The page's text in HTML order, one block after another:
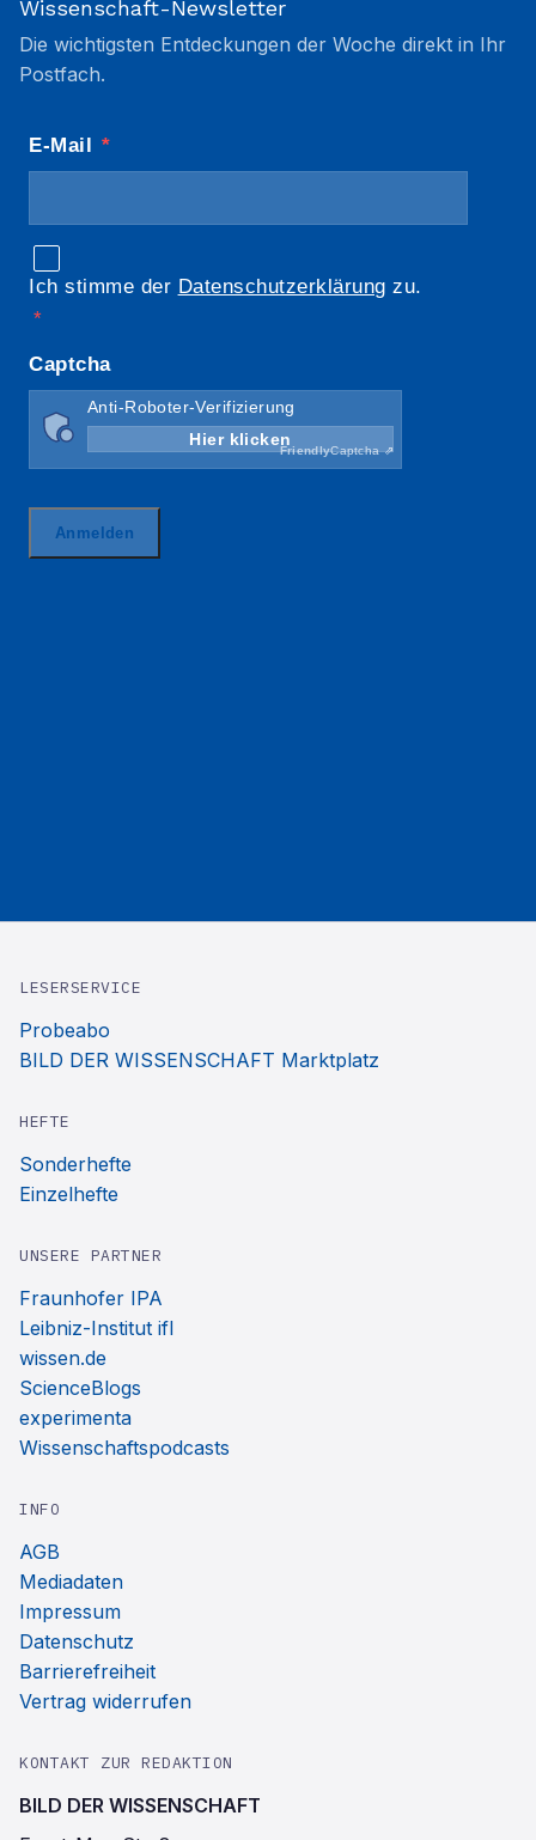
Wissenschaft-Newsletter
Die wichtigsten Entdeckungen der Woche direkt in Ihr
Postfach.
LESERSERVICE
Probeabo
BILD DER WISSENSCHAFT Marktplatz
HEFTE
Sonderhefte
Einzelhefte
UNSERE PARTNER
Fraunhofer IPA
Leibniz-Institut ifl
wissen.de
ScienceBlogs
experimenta
Wissenschaftspodcasts
INFO
AGB
Mediadaten
Impressum
Datenschutz
Barrierefreiheit
Vertrag widerrufen
KONTAKT ZUR REDAKTION
BILD DER WISSENSCHAFT